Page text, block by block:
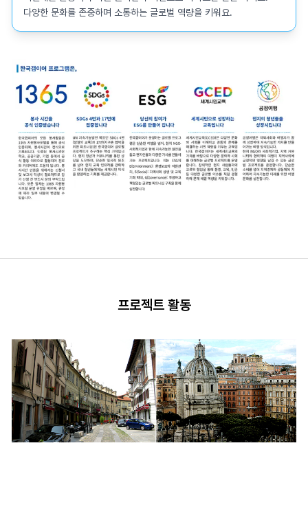
다양한 문화를 존중하며 소통하는 글로벌 역량을 키워요.
프로젝트 활동